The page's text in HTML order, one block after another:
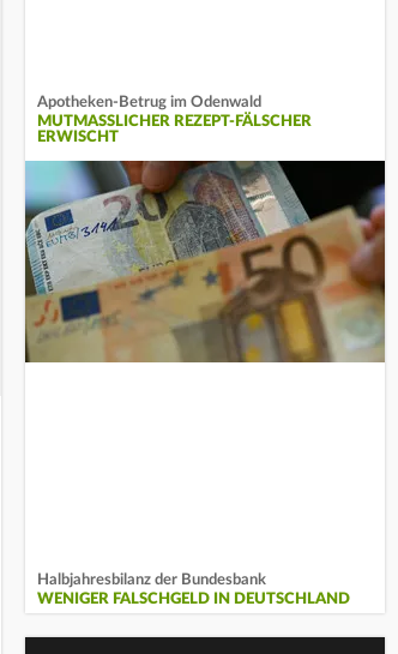
Apotheken-Betrug im Odenwald
MUTMASSLICHER REZEPT-FÄLSCHER E
RWISCHT
Halbjahresbilanz der Bundesbank
WENIGER FALSCHGELD IN DEUTSCHLAND